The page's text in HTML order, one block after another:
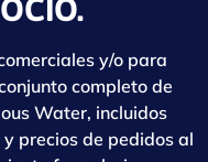
y/o para
completo de
Water, incluidos
precios de pedidos al